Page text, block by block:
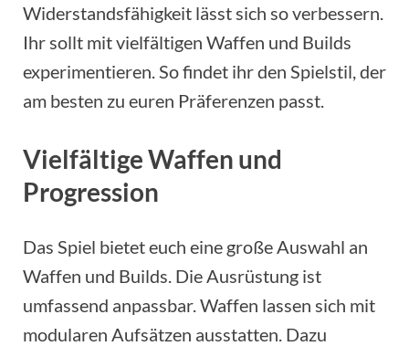
Widerstandsfähigkeit lässt sich so verbessern.
Ihr sollt mit vielfältigen Waffen und Builds
experimentieren. So findet ihr den Spielstil, der
am besten zu euren Präferenzen passt.
Vielfältige Waffen und
Progression
Das Spiel bietet euch eine große Auswahl an
Waffen und Builds. Die Ausrüstung ist
umfassend anpassbar. Waffen lassen sich mit
modularen Aufsätzen ausstatten. Dazu